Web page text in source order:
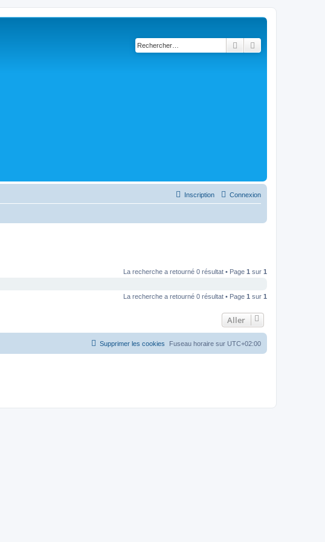
Rechercher
Connexion
Inscription
La recherche a retourné 0 résultat • Page 1 sur 1
La recherche a retourné 0 résultat • Page 1 sur 1
Aller
Fuseau horaire sur UTC+02:00
Supprimer les cookies